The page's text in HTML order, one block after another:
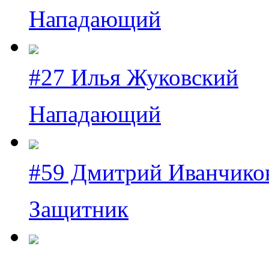
Нападающий
#27 Илья Жуковский
Нападающий
#59 Дмитрий
Защитник